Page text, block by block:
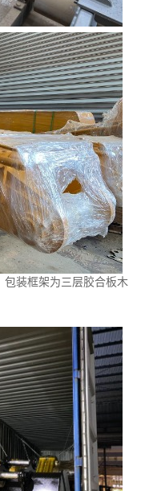
装框架为三层胶合板木